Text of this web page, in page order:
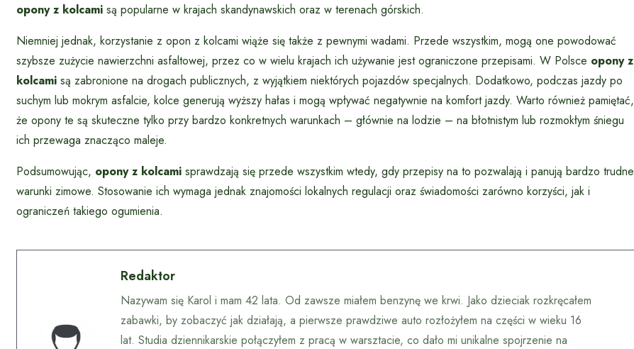
opony z kolcami są popularne w krajach skandynawskich oraz w terenach górskich.
Niemniej jednak, korzystanie z opon z kolcami wiąże się także z pewnymi wadami. Przede wszystkim, mogą one powodować
szybsze zużycie nawierzchni asfaltowej, przez co w wielu krajach ich używanie jest ograniczone przepisami. W Polsce opony z
kolcami są zabronione na drogach publicznych, z wyjątkiem niektórych pojazdów specjalnych. Dodatkowo, podczas jazdy po
suchym lub mokrym asfalcie, kolce generują wyższy hałas i mogą wpływać negatywnie na komfort jazdy. Warto również pamiętać,
że opony te są skuteczne tylko przy bardzo konkretnych warunkach – głównie na lodzie – na błotnistym lub rozmokłym śniegu
ich przewaga znacząco maleje.
Podsumowując, opony z kolcami sprawdzają się przede wszystkim wtedy, gdy przepisy na to pozwalają i panują bardzo trudne
warunki zimowe. Stosowanie ich wymaga jednak znajomości lokalnych regulacji oraz świadomości zarówno korzyści, jak i
ograniczeń takiego ogumienia.
Redaktor
Nazywam się Karol i mam 42 lata. Od zawsze miałem benzynę we krwi. Jako dzieciak rozkręcałem
zabawki, by zobaczyć jak działają, a pierwsze prawdziwe auto rozłożyłem na części w wieku 16
lat. Studia dziennikarskie połączyłem z pracą w warsztacie, co dało mi unikalne spojrzenie na